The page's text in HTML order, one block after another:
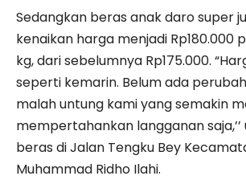
Sedangkan beras anak daro super
kenaikan harga menjadi Rp180.000
kg, dari sebelumnya Rp175.000.
seperti kemarin. Belum ada
malah untung kami yang semakin
mempertahankan langganan
beras di Jalan Tengku Bey
Muhammad Ridho Ilahi.